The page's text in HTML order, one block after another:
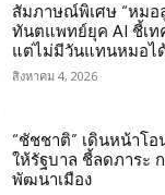
สัมภาษณ์พิเศษ “หมอ
ทันตแพทย์ยุค AI ชี้เท
แต่ไม่มีวันแทนหมอไ
สิงหาคม 4, 2026
“ชัชชาติ” เดินหน้าโ
ให้รัฐบาล ชี้ลดภาระ
พัฒนาเมือง